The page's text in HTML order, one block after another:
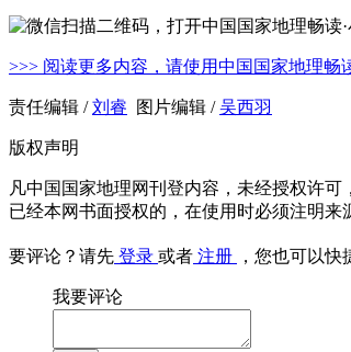
>>> 阅读更多内容，请使用中国国家地理畅
责任编辑 /刘睿 图片编辑 /吴西羽
版权声明
凡中国国家地理网刊登内容，未经授权许
已经本网书面授权的，在使用时必须注明来
要评论？请先 登录 或者 注册 ，您也可以快
我要评论